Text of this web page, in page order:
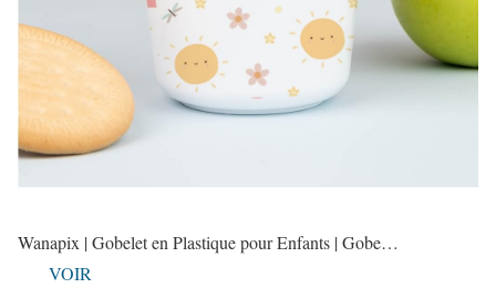
Wanapix | Gobelet en Plastique pour Enfants | Gobe…
VOIR